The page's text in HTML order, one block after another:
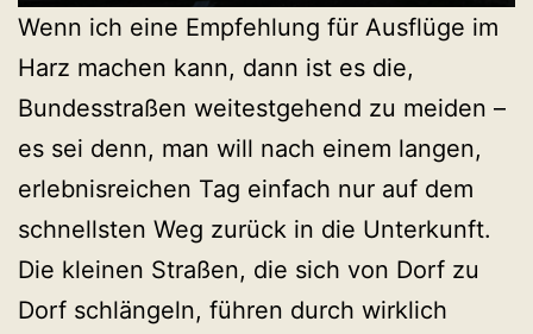
Wenn ich eine Empfehlung für Ausflüge im
Harz machen kann, dann ist es die,
Bundesstraßen weitestgehend zu meiden –
es sei denn, man will nach einem langen,
erlebnisreichen Tag einfach nur auf dem
schnellsten Weg zurück in die Unterkunft.
Die kleinen Straßen, die sich von Dorf zu
Dorf schlängeln, führen durch wirklich